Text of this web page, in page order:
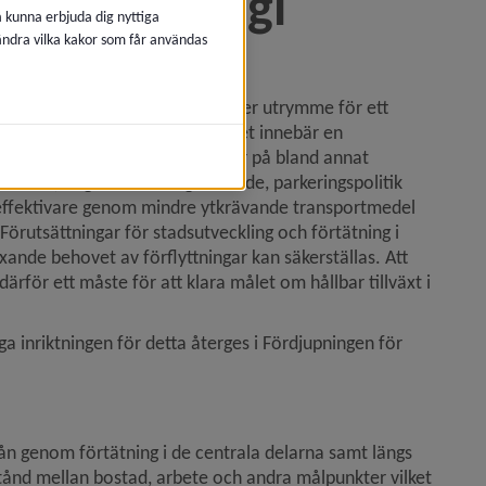
Alla förflyttningar kräver utrymme för ett
hållbara förflyttningar vilket innebär en
Detta genom satsningar på bland annat
ringledens färdigställande, parkeringspolitik
genom mindre ytkrävande transportmedel
för stadsutveckling och förtätning i
behovet av förflyttningar kan säkerställas. Att
ett måste för att klara målet om hållbar tillväxt i
inriktningen för detta återges i Fördjupningen för
genom förtätning i de centrala delarna samt längs
mellan bostad, arbete och andra målpunkter vilket
erbjuda dig nyttiga
vilka kakor som får användas